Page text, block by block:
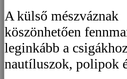
A külső mészváznak
köszönhetően
leginkább a
nautíluszok, polipok